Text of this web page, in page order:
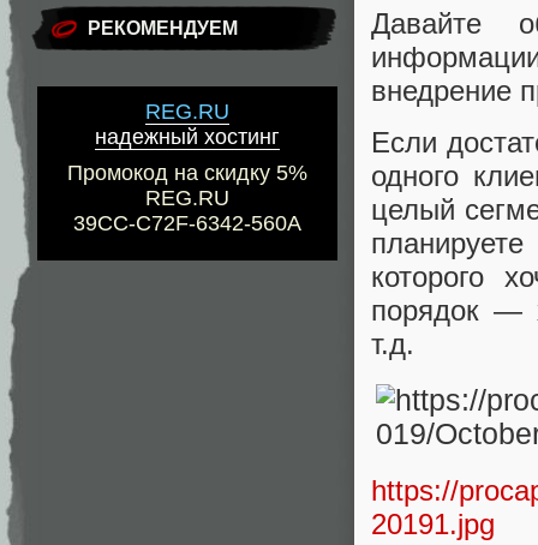
РЕКОМЕНДУЕМ
REG.RU
надежный хостинг
Промокод на скидку 5%
REG.RU
39CC-C72F-6342-560A
Давайте
внедрение
Если
одного
целый
которого
порядок —
т.д.
https://
20191.jpg